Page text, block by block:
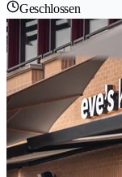
Geschlossen